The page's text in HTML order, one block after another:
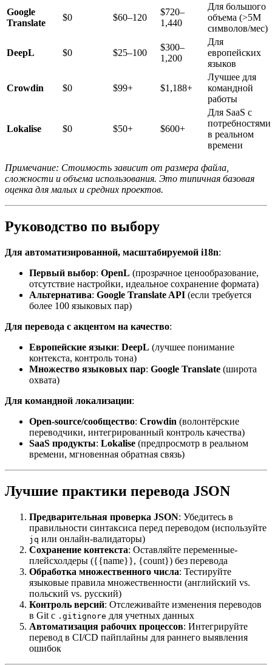
Google
Translate
$0 $60–120
$720–
1,440
Для большого
объема (>5M
символов/мес)
DeepL $0 $25–100
$300–
1,200
Для
европейских
языков
Crowdin $0 $99+ $1,188+
Лучшее для
командной
работы
Lokalise $0 $50+ $600+
Для SaaS с
потребностями
в реальном
времени
Примечание: Стоимость зависит от размера файла,
сложности и объема использования. Это типичная базовая
оценка для малых и средних проектов.
Руководство по выбору
Для автоматизированной, масштабируемой i18n:
Первый выбор: OpenL (прозрачное ценообразование,
отсутствие настройки, идеальное сохранение формата)
Альтернатива: Google Translate API (если требуется
более 100 языковых пар)
Для перевода с акцентом на качество:
Европейские языки: DeepL (лучшее понимание
контекста, контроль тона)
Множество языковых пар: Google Translate (широта
охвата)
Для командной локализации:
Open-source/сообщество: Crowdin (волонтёрские
переводчики, интегрированный контроль качества)
SaaS продукты: Lokalise (предпросмотр в реальном
времени, мгновенная обратная связь)
Лучшие практики перевода JSON
Предварительная проверка JSON: Убедитесь в
правильности синтаксиса перед переводом (используйте
jq или онлайн-валидаторы)
Сохранение контекста: Оставляйте переменные-
плейсхолдеры ({{name}}, {count}) без перевода
Обработка множественного числа: Тестируйте
языковые правила множественности (английский vs.
польский vs. русский)
Контроль версий: Отслеживайте изменения переводов
в Git с .gitignore для учетных данных
Автоматизация рабочих процессов: Интегрируйте
перевод в CI/CD пайплайны для раннего выявления
ошибок